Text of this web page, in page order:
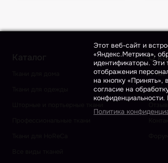
Каталог О
О нас
Блог
Этот веб-сайт и
«Яндекс.Метрика»,
идентификаторы. Эти
отображения
на кнопку
согласие на
Политика